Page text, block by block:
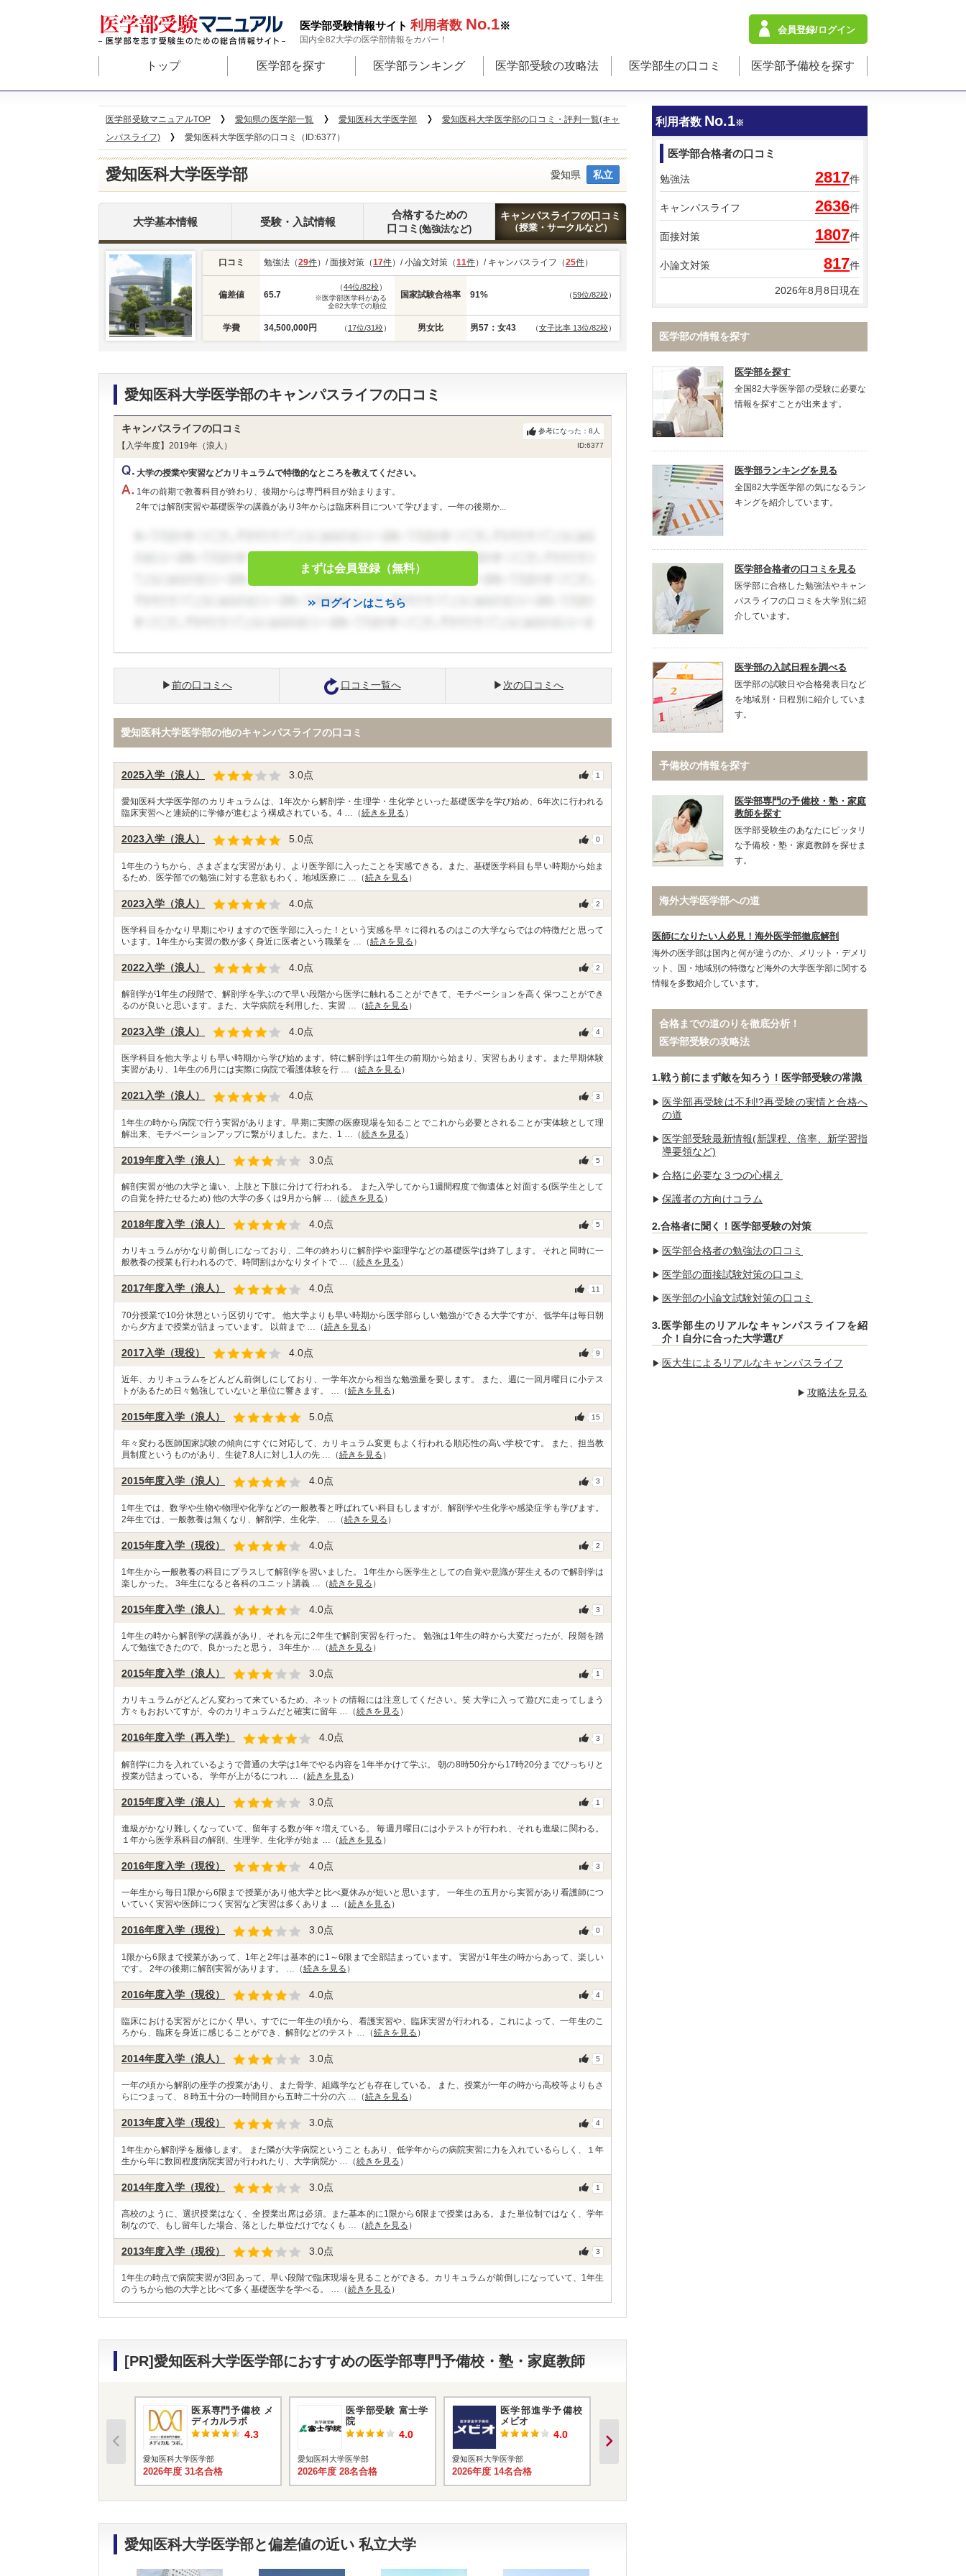
医学部受験情報サイト 利用者数 No.1※
国内全82大学の医学部情報をカバー！
会員登録/ログイン
トップ 医学部を探す 医学部ランキング 医学部受験の攻略法 医学部生の口コミ 医学部予備校を探す
医学部受験マニュアルTOP 愛知県の医学部一覧 愛知医科大学医学部
愛知医科大学医学部の口コミ・評判一覧(キャ
ンパスライフ)
愛知医科大学医学部の口コミ（ID:6377）
愛知医科大学医学部 愛知県 私立
大学基本情報 受験・入試情報
合格するための
口コミ (勉強法など)
キャンパスライフの口コミ
（授業・サークルなど）
口コミ 勉強法（29件）/ 面接対策（17件）/ 小論文対策（11件）/ キャンパスライフ（25件）
偏差値 65.7
（44位/82校）
※医学部医学科がある
全82大学での順位
国家試験合格率 91% （59位/82校）
学費 34,500,000円 （ 17位/31校） 男女比 男57：女43 （女子比率 13位/82校）
愛知医科大学医学部のキャンパスライフの口コミ
キャンパスライフの口コミ
【入学年度】2019年（浪人） ID:6377
参考になった： 8 人
大学の授業や実習などカリキュラムで特徴的なところを教えてください。
1年の前期で教養科目が終わり、後期からは専門科目が始まります。
2年では解剖実習や基礎医学の講義があり3年からは臨床科目について学びます。一年の後期か...
まずは会員登録（無料）
ログインはこちら
前の口コミへ 口コミ一覧へ 次の口コミへ
愛知医科大学医学部の他のキャンパスライフの口コミ
2025入学（浪人） 3.0点 1
愛知医科大学医学部のカリキュラムは、1年次から解剖学・生理学・生化学といった基礎医学を学び始め、6年次に行われる
臨床実習へと連続的に学修が進むよう構成されている。4 …（続きを見る ）
2023入学（浪人） 5.0点 0
1年生のうちから、さまざまな実習があり、より医学部に入ったことを実感できる。また、基礎医学科目も早い時期から始ま
るため、医学部での勉強に対する意欲もわく。地域医療に …（続きを見る ）
2023入学（浪人） 4.0点 2
医学科目をかなり早期にやりますので医学部に入った！という実感を早々に得れるのはこの大学ならではの特徴だと思って
います。1年生から実習の数が多く身近に医者という職業を …（続きを見る ）
2022入学（浪人） 4.0点 2
解剖学が1年生の段階で、解剖学を学ぶので早い段階から医学に触れることができて、モチベーションを高く保つことができ
るのが良いと思います。また、大学病院を利用した、実習 …（続きを見る ）
2023入学（浪人） 4.0点 4
医学科目を他大学よりも早い時期から学び始めます。特に解剖学は1年生の前期から始まり、実習もあります。また早期体験
実習があり、1年生の6月には実際に病院で看護体験を行 …（続きを見る ）
2021入学（浪人） 4.0点 3
1年生の時から病院で行う実習があります。早期に実際の医療現場を知ることでこれから必要とされることが実体験として理
解出来、モチベーションアップに繋がりました。また、1 …（続きを見る ）
2019年度入学（浪人） 3.0点 5
解剖実習が他の大学と違い、上肢と下肢に分けて行われる。 また入学してから1週間程度で御遺体と対面する(医学生として
の自覚を持たせるため) 他の大学の多くは9月から解 …（続きを見る ）
2018年度入学（浪人） 4.0点 5
カリキュラムがかなり前倒しになっており、二年の終わりに解剖学や薬理学などの基礎医学は終了します。 それと同時に一
般教養の授業も行われるので、時間割はかなりタイトで …（続きを見る ）
2017年度入学（浪人） 4.0点 11
70分授業で10分休憩という区切りです。 他大学よりも早い時期から医学部らしい勉強ができる大学ですが、低学年は毎日朝
から夕方まで授業が詰まっています。 以前まで …（続きを見る ）
2017入学（現役） 4.0点 9
近年、カリキュラムをどんどん前倒しにしており、一学年次から相当な勉強量を要します。 また、週に一回月曜日に小テス
トがあるため日々勉強していないと単位に響きます。 …（続きを見る ）
2015年度入学（浪人） 5.0点 15
年々変わる医師国家試験の傾向にすぐに対応して、カリキュラム変更もよく行われる順応性の高い学校です。 また、担当教
員制度というものがあり、生徒7.8人に対し1人の先 …（続きを見る ）
2015年度入学（浪人） 4.0点 3
1年生では、数学や生物や物理や化学などの一般教養と呼ばれてい科目もしますが、解剖学や生化学や感染症学も学びます。
2年生では、一般教養は無くなり、解剖学、生化学、 …（続きを見る ）
2015年度入学（現役） 4.0点 2
1年生から一般教養の科目にプラスして解剖学を習いました。 1年生から医学生としての自覚や意識が芽生えるので解剖学は
楽しかった。 3年生になると各科のユニット講義 …（続きを見る ）
2015年度入学（浪人） 4.0点 3
1年生の時から解剖学の講義があり、それを元に2年生で解剖実習を行った。 勉強は1年生の時から大変だったが、段階を踏
んで勉強できたので、良かったと思う。 3年生か …（続きを見る ）
2015年度入学（浪人） 3.0点 1
カリキュラムがどんどん変わって来ているため、ネットの情報には注意してください。笑 大学に入って遊びに走ってしまう
方々もおおいてすが、今のカリキュラムだと確実に留年 …（続きを見る ）
2016年度入学（再入学） 4.0点 3
解剖学に力を入れているようで普通の大学は1年でやる内容を1年半かけて学ぶ。 朝の8時50分から17時20分までびっちりと
授業が詰まっている。 学年が上がるにつれ …（続きを見る ）
2015年度入学（浪人） 3.0点 1
進級がかなり難しくなっていて、留年する数が年々増えている。 毎週月曜日には小テストが行われ、それも進級に関わる。
１年から医学系科目の解剖、生理学、生化学が始ま …（続きを見る ）
2016年度入学（現役） 4.0点 3
一年生から毎日1限から6限まで授業があり他大学と比べ夏休みが短いと思います。 一年生の五月から実習があり看護師につ
いていく実習や医師につく実習など実習は多くありま …（続きを見る ）
2016年度入学（現役） 3.0点 0
1限から6限まで授業があって、1年と2年は基本的に1～6限まで全部詰まっています。 実習が1年生の時からあって、楽しい
です。 2年の後期に解剖実習があります。 …（続きを見る ）
2016年度入学（現役） 4.0点 4
臨床における実習がとにかく早い。すでに一年生の頃から、看護実習や、臨床実習が行われる。これによって、一年生のこ
ろから、臨床を身近に感じることができ、解剖などのテスト …（続きを見る ）
2014年度入学（浪人） 3.0点 5
一年の頃から解剖の座学の授業があり、また骨学、組織学なども存在している。 また、授業が一年の時から高校等よりもさ
らにつまって、８時五十分の一時間目から五時二十分の六 …（続きを見る ）
2013年度入学（現役） 3.0点 4
1年生から解剖学を履修します。 また隣が大学病院ということもあり、低学年からの病院実習に力を入れているらしく、１年
生から年に数回程度病院実習が行われたり、大学病院か …（続きを見る ）
2014年度入学（現役） 3.0点 1
高校のように、選択授業はなく、全授業出席は必須。また基本的に1限から6限まで授業はある。また単位制ではなく、学年
制なので、もし留年した場合、落とした単位だけでなくも …（続きを見る ）
2013年度入学（現役） 3.0点 3
1年生の時点で病院実習が3回あって、早い段階で臨床現場を見ることができる。カリキュラムが前倒しになっていて、1年生
のうちから他の大学と比べて多く基礎医学を学べる。 …（続きを見る ）
[PR]愛知医科大学医学部におすすめの医学部専門予備校・塾・家庭教師
医系専門予備校 メ
ディカルラボ
4.3
愛知医科大学医学部
2026年度 31名合格
医学部受験 富士学
院
4.0
愛知医科大学医学部
2026年度 28名合格
医学部進学予備校
メビオ
4.0
愛知医科大学医学部
2026年度 14名合格
愛知医科大学医学部と偏差値の近い 私立大学
利用者数 No.1※
医学部合格者の口コミ
勉強法 2817件
キャンパスライフ 2636件
面接対策 1807件
小論文対策 817件
2026年8月8日現在
医学部の情報を探す
医学部を探す
全国82大学医学部の受験に必要な
情報を探すことが出来ます。
医学部ランキングを見る
全国82大学医学部の気になるラン
キングを紹介しています。
医学部合格者の口コミを見る
医学部に合格した勉強法やキャン
パスライフの口コミを大学別に紹
介しています。
医学部の入試日程を調べる
医学部の試験日や合格発表日など
を地域別・日程別に紹介していま
す。
予備校の情報を探す
医学部専門の予備校・塾・家庭
教師を探す
医学部受験生のあなたにピッタリ
な予備校・塾・家庭教師を探せま
す。
海外大学医学部への道
医師になりたい人必見！海外医学部徹底解剖
海外の医学部は国内と何が違うのか、メリット・デメリ
ット、国・地域別の特徴など海外の大学医学部に関する
情報を多数紹介しています。
合格までの道のりを徹底分析！
医学部受験の攻略法
1.戦う前にまず敵を知ろう！医学部受験の常識
医学部再受験は不利!?再受験の実情と合格へ
の道
医学部受験最新情報(新課程、倍率、新学習指
導要領など)
合格に必要な３つの心構え
保護者の方向けコラム
2.合格者に聞く！医学部受験の対策
医学部合格者の勉強法の口コミ
医学部の面接試験対策の口コミ
医学部の小論文試験対策の口コミ
3.医学部生のリアルなキャンパスライフを紹
介！自分に合った大学選び
医大生によるリアルなキャンパスライフ
攻略法を見る